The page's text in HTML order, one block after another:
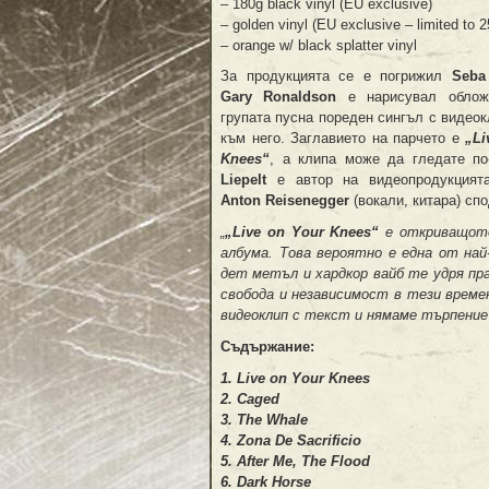
– 180g black vinyl (EU exclusive)
– golden vinyl (EU exclusive – limited to
– orange w/ black splatter vinyl
За продукцията се е погрижил
Gary Ronaldson е нарисувал
групата пусна пореден сингъл с
към него. Заглавието на парчето е
Knees“, а клипа може да гледате
Liepeltе автор на
Anton Reisenegger (вокали, китара)
„„Live on Your Knees“е
албума. Това вероятно е една от
дет метъл и хардкор вайб те удря
свобода и независимост в тези
видеоклип с текст и нямаме
Съдържание:
1. Live on Your Knees
2. Caged
3. The Whale
4. Zona De Sacrificio
5. After Me, The Flood
6. Dark Horse